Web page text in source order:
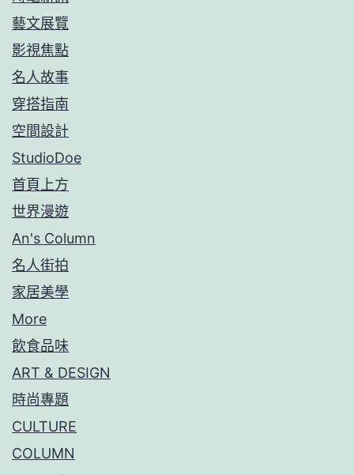
藝文展覽
影視焦點
名人故事
穿搭指南
空間設計
StudioDoe
首頁上方
世界漫遊
An's Column
名人街拍
家居美學
More
飲食品味
ART & DESIGN
時尚專題
CULTURE
COLUMN